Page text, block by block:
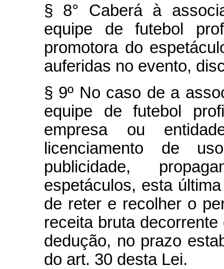
§ 8° Caberá à
equipe de futebol
promotora do
auferidas no evento,
§ 9º No caso de a
equipe de futebol
empresa ou
licenciamento de
publicidade,
espetáculos, esta
de reter e recolher o
receita bruta
dedução, no prazo
do art. 30 desta Lei.